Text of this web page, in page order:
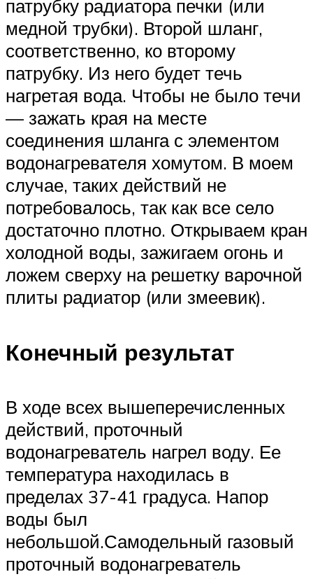
патрубку радиатора печки (или
медной трубки). Второй шланг,
соответственно, ко второму
патрубку. Из него будет течь
нагретая вода. Чтобы не было течи
— зажать края на месте
соединения шланга с элементом
водонагревателя хомутом. В моем
случае, таких действий не
потребовалось, так как все село
достаточно плотно. Открываем кран
холодной воды, зажигаем огонь и
ложем сверху на решетку варочной
плиты радиатор (или змеевик).
Конечный результат
В ходе всех вышеперечисленных
действий, проточный
водонагреватель нагрел воду. Ее
температура находилась в
пределах 37-41 градуса. Напор
воды был
небольшой.Самодельный газовый
проточный водонагреватель